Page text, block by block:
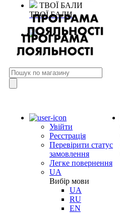
ТВОЇ БАЛИ
ТВОЇ БАЛИ
Увійти
Реєстрація
Перевірити статус
замовлення
Легке повернення
UA
Вибір мови
UA
RU
EN